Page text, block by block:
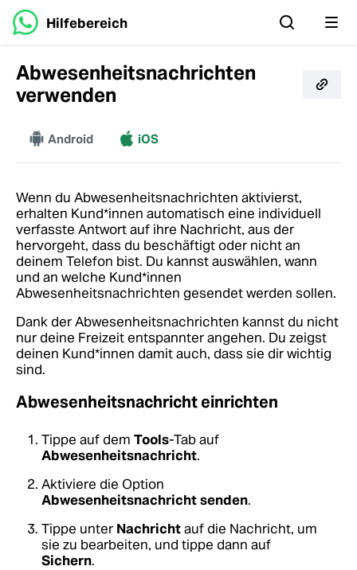
Hilfebereich
Abwesenheitsnachrichten
verwenden
MehrAndroid iOS
Wenn du Abwesenheitsnachrichten aktivierst,
erhalten Kund*innen automatisch eine individuell
verfasste Antwort auf ihre Nachricht, aus der
hervorgeht, dass du beschäftigt oder nicht an
deinem Telefon bist. Du kannst auswählen, wann
und an welche Kund*innen
Abwesenheitsnachrichten gesendet werden sollen.
Dank der Abwesenheitsnachrichten kannst du nicht
nur deine Freizeit entspannter angehen. Du zeigst
deinen Kund*innen damit auch, dass sie dir wichtig
sind.
Abwesenheitsnachricht einrichten
Tippe auf dem Tools-Tab auf
Abwesenheitsnachricht.
Aktiviere die Option
Abwesenheitsnachricht senden.
Tippe unter Nachrichtauf die Nachricht, um
sie zu bearbeiten, und tippe dann auf
Sichern.